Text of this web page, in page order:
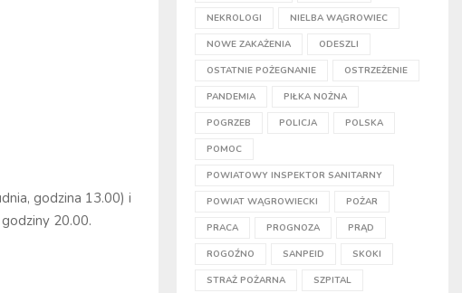
godzina 13.00) i
20.00.
NEKROLOGI NIELBA WĄGROWIEC
NOWE ZAKAŻENIA ODESZLI
OSTATNIE POŻEGNANIE OSTRZEŻENIE
PANDEMIA PIŁKA NOŻNA
POGRZEB POLICJA POLSKA
POMOC
POWIATOWY INSPEKTOR SANITARNY
POWIAT WĄGROWIECKI POŻAR
PRACA PROGNOZA PRĄD
ROGOŹNO SANPEID SKOKI
STRAŻ POŻARNA SZPITAL